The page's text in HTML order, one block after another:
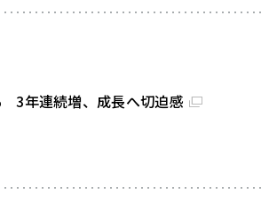
3年連続増、成長へ切迫感